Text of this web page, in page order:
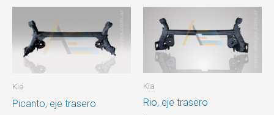
Kia
Picanto, eje trasero
Kia
Rio, eje trasero